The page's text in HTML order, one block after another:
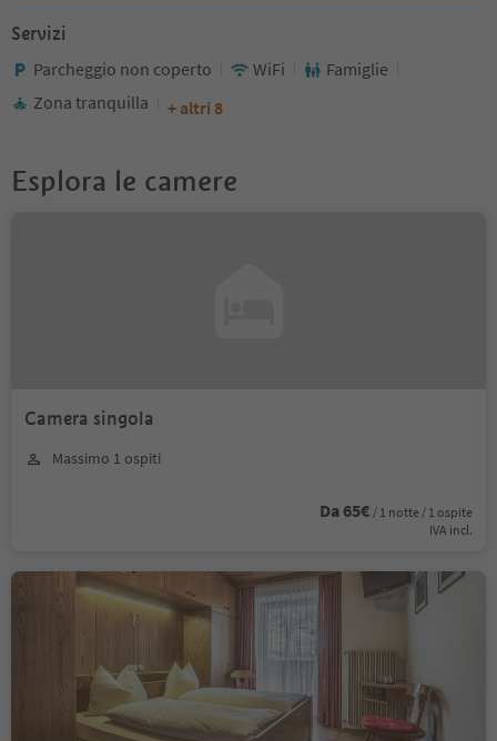
Servizi
Parcheggio non coperto WiFi
Famiglie
Zona tranquilla
+ altri 8
Esplora le camere
Camera singola
Massimo 1 ospiti
Da 65€ / 1 notte / 1 ospite
IVA incl.